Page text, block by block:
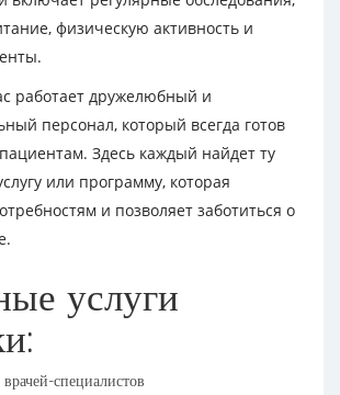
физическую активность и
работает дружелюбный и
персонал, который всегда готов
Здесь каждый найдет ту
или программу, которая
и позволяет заботиться о
услуги
специалистов